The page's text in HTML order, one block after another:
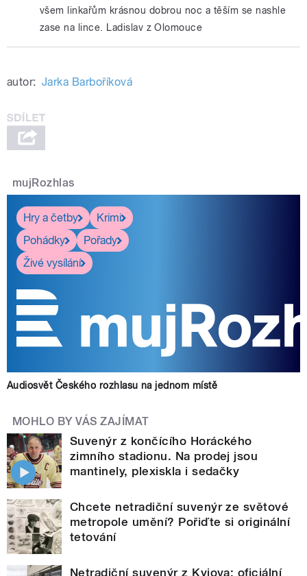
všem linkařům krásnou dobrou noc a těším se nashle
zase na lince. Ladislav z Olomouce
autor: Jarka Barboříková
mujRozhlas
Hry a četby
Krimi
Pohádky
Pořady
Živé vysílání
Audiosvět Českého rozhlasu na jednom místě
MOHLO BY VÁS ZAJÍMAT
Suvenýr z končícího Horáckého
zimního stadionu. Na prodej jsou
mantinely, plexiskla i sedačky
Chcete netradiční suvenýr ze světové
metropole umění? Pořiďte si originální
tetování
Netradiční suvenýr z Kyjova: oficiální